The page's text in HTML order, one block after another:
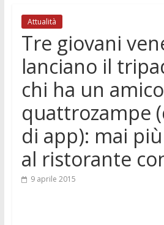
Attualità
Tre giovani
lanciano il
chi ha un
quattrozampe
di app): mai
al ristorante
9 aprile 2015